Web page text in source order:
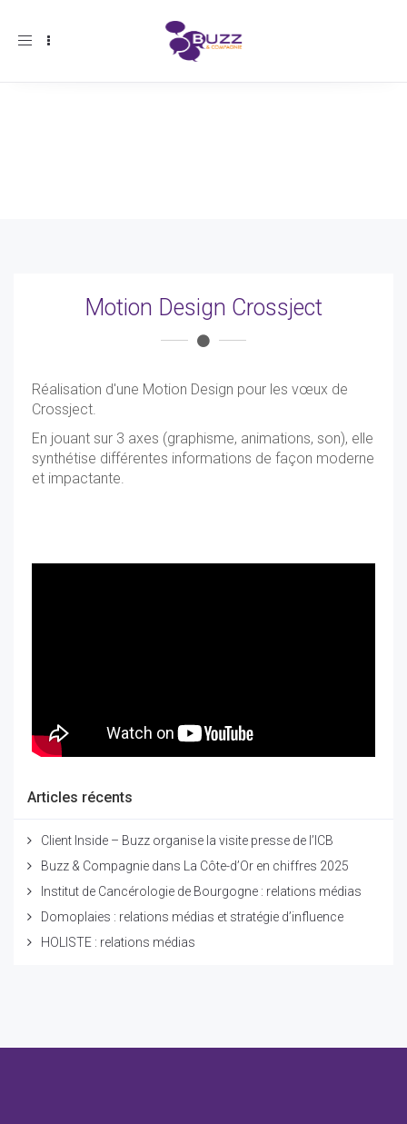
Toggle
Motion Design Crossject
Réalisation d'une Motion Design pour les vœux de
Crossject.
En jouant sur 3 axes (graphisme, animations, son), elle
synthétise différentes informations de façon moderne
et impactante.
Articles récents
Client Inside – Buzz organise la visite presse de l’ICB
Buzz & Compagnie dans La Côte-d’Or en chiffres 2025
Institut de Cancérologie de Bourgogne : relations médias
Domoplaies : relations médias et stratégie d’influence
HOLISTE : relations médias